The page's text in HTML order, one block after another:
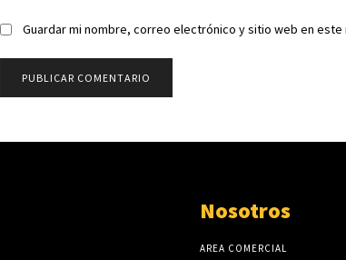
Guardar mi nombre, correo electrónico y sitio web en
Nosotros
AREA COMERCIAL